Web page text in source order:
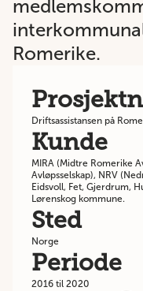
Romerike.
Driftsassistansen på
Kunde
MIRA (Midtre Romerike
Avløpsselskap), NRV
Eidsvoll, Fet, Gjerdrum,
Lørenskog kommune.
Sted
Norge
Periode
2016 til 2020